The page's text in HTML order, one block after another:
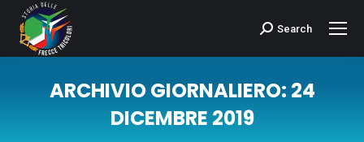
Cerca:Search
ARCHIVIO GIORNALIERO: 24
DICEMBRE 2019